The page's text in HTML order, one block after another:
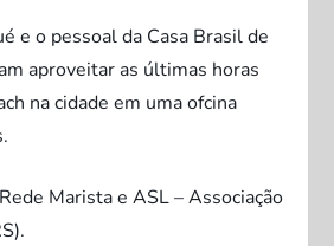
e o pessoal da Casa Brasil de
aproveitar as últimas horas
na cidade em uma ofcina
Marista e ASL – Associação